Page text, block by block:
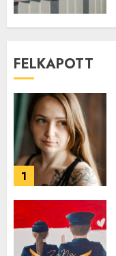
FELKAPOTT
1